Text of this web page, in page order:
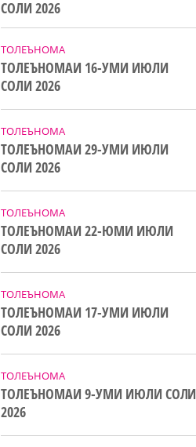
СОЛИ 2026
ТОЛЕЪНОМА
ТОЛЕЪНОМАИ 16-УМИ ИЮЛИ
СОЛИ 2026
ТОЛЕЪНОМА
ТОЛЕЪНОМАИ 29-УМИ ИЮЛИ
СОЛИ 2026
ТОЛЕЪНОМА
ТОЛЕЪНОМАИ 22-ЮМИ ИЮЛИ
СОЛИ 2026
ТОЛЕЪНОМА
ТОЛЕЪНОМАИ 17-УМИ ИЮЛИ
СОЛИ 2026
ТОЛЕЪНОМА
ТОЛЕЪНОМАИ 9-УМИ ИЮЛИ СОЛИ
2026